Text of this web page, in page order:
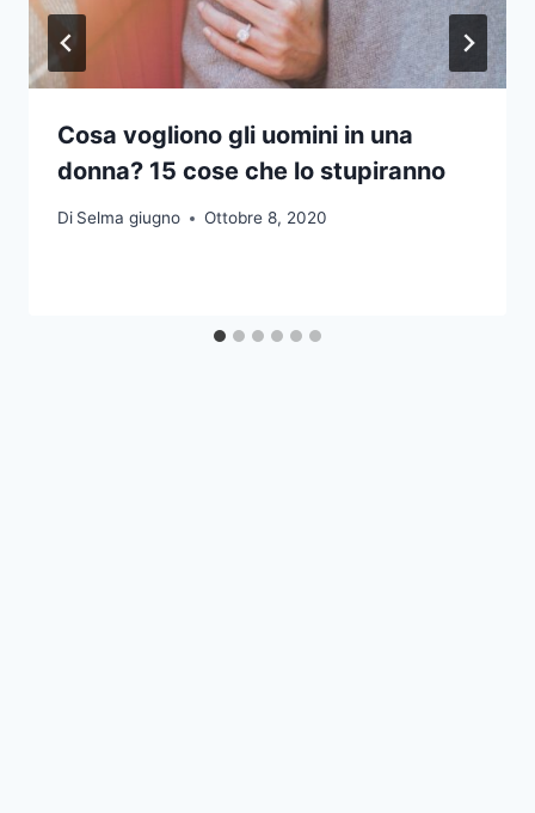
Cosa vogliono gli uomini in una
donna? 15 cose che lo stupiranno
Di Selma giugno Ottobre 8, 2020